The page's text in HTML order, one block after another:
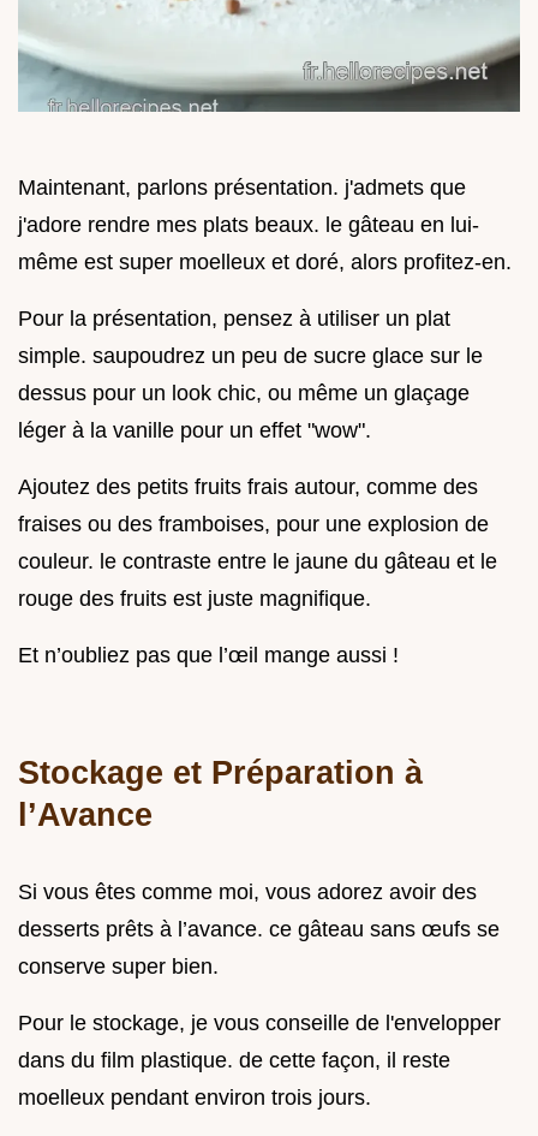
Maintenant, parlons présentation. j'admets que
j'adore rendre mes plats beaux. le gâteau en lui-
même est super moelleux et doré, alors profitez-en.
Pour la présentation, pensez à utiliser un plat
simple. saupoudrez un peu de sucre glace sur le
dessus pour un look chic, ou même un glaçage
léger à la vanille pour un effet "wow".
Ajoutez des petits fruits frais autour, comme des
fraises ou des framboises, pour une explosion de
couleur. le contraste entre le jaune du gâteau et le
rouge des fruits est juste magnifique.
Et n’oubliez pas que l’œil mange aussi !
Stockage et Préparation à
l’Avance
Si vous êtes comme moi, vous adorez avoir des
desserts prêts à l’avance. ce gâteau sans œufs se
conserve super bien.
Pour le stockage, je vous conseille de l'envelopper
dans du film plastique. de cette façon, il reste
moelleux pendant environ trois jours.